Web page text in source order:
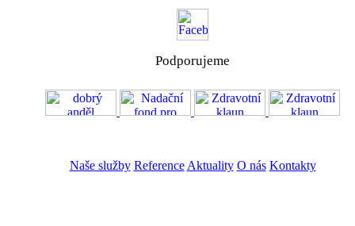
Podporujeme
Naše služby Reference Aktuality O nás Kontakty